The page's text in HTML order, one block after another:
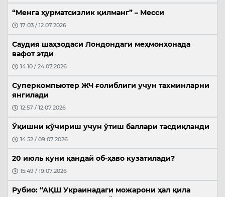
“Менга ҳурматсизлик қилманг” – Месси
17:03 / 12.07.2026
Саудия шаҳзодаси Лондондаги меҳмонхонада
вафот этди
14:10 / 24.07.2026
Суперкомпьютер ЖЧ ғолиблиги учун тахминларни
янгилади
12:57 / 12.07.2026
Ўқишни кўчириш учун ўтиш баллари тасдиқланди
14:52 / 09.07.2026
20 июль куни қандай об-ҳаво кузатилади?
15:49 / 19.07.2026
Рубио: “АҚШ Украинадаги можарони ҳал қила